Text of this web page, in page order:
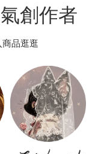
創作者
品逛逛